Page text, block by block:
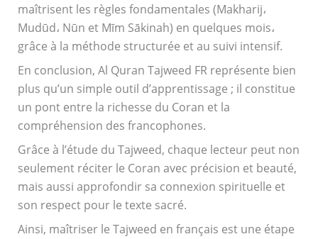
maîtrisent les règles fondamentales (Makharij،
Mudūd، Nūn et Mīm Sākinah) en quelques mois،
grâce à la méthode structurée et au suivi intensif.
En conclusion, Al Quran Tajweed FR représente bien
plus qu’un simple outil d’apprentissage ; il constitue
un pont entre la richesse du Coran et la
compréhension des francophones.
Grâce à l’étude du Tajweed, chaque lecteur peut non
seulement réciter le Coran avec précision et beauté,
mais aussi approfondir sa connexion spirituelle et
son respect pour le texte sacré.
Ainsi, maîtriser le Tajweed en français est une étape